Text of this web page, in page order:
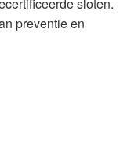
preventie en